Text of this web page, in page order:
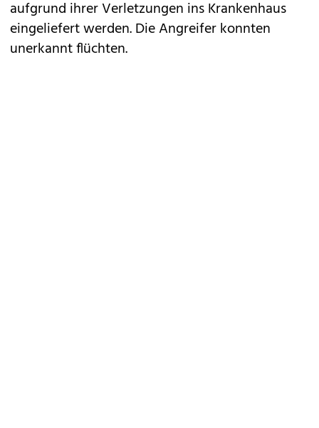
aufgrund ihrer Verletzungen ins Krankenhaus
eingeliefert werden. Die Angreifer konnten
unerkannt flüchten.